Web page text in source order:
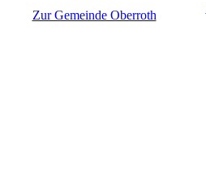
Zur Gemeinde Oberroth